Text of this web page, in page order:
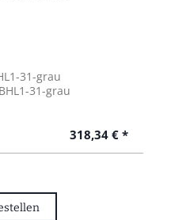
31-grau
31-grau
318,34 € *